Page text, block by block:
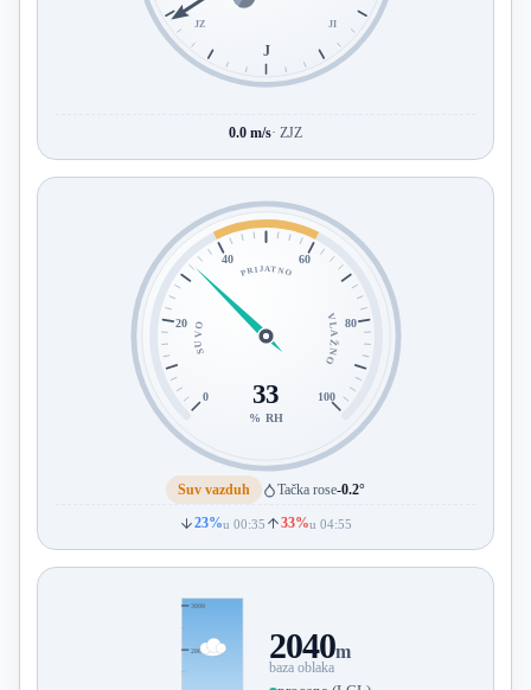
J
JI
JZ
0.0 m/s· ZJZ
0
20
40 60
80
100
SUVO
PRIJATNO
VLAŽNO
33
% RH
Suv vazduh Tačka rose-0.2°
23%u 00:35 33%u 04:55
2000
3000
2040m
baza oblaka